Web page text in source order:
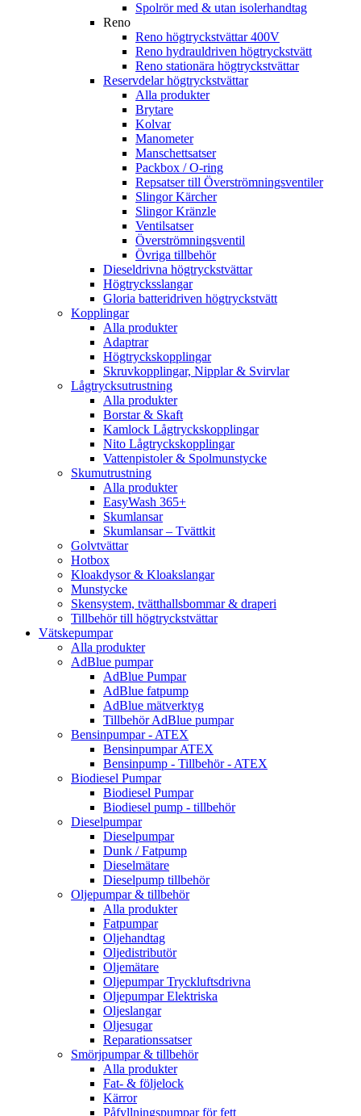
Spolrör med & utan isolerhandtag
Reno
Reno högtryckstvättar 400V
Reno hydrauldriven högtryckstvätt
Reno stationära högtryckstvättar
Reservdelar högtryckstvättar
Alla produkter
Brytare
Kolvar
Manometer
Manschettsatser
Packbox / O-ring
Repsatser till Överströmningsventiler
Slingor Kärcher
Slingor Kränzle
Ventilsatser
Överströmningsventil
Övriga tillbehör
Dieseldrivna högtryckstvättar
Högtrycksslangar
Gloria batteridriven högtryckstvätt
Kopplingar
Alla produkter
Adaptrar
Högtryckskopplingar
Skruvkopplingar, Nipplar & Svirvlar
Lågtrycksutrustning
Alla produkter
Borstar & Skaft
Kamlock Lågtryckskopplingar
Nito Lågtryckskopplingar
Vattenpistoler & Spolmunstycke
Skumutrustning
Alla produkter
EasyWash 365+
Skumlansar
Skumlansar – Tvättkit
Golvtvättar
Hotbox
Kloakdysor & Kloakslangar
Munstycke
Skensystem, tvätthallsbommar & draperi
Tillbehör till högtryckstvättar
Vätskepumpar
Alla produkter
AdBlue pumpar
AdBlue Pumpar
AdBlue fatpump
AdBlue mätverktyg
Tillbehör AdBlue pumpar
Bensinpumpar - ATEX
Bensinpumpar ATEX
Bensinpump - Tillbehör - ATEX
Biodiesel Pumpar
Biodiesel Pumpar
Biodiesel pump - tillbehör
Dieselpumpar
Dieselpumpar
Dunk / Fatpump
Dieselmätare
Dieselpump tillbehör
Oljepumpar & tillbehör
Alla produkter
Fatpumpar
Oljehandtag
Oljedistributör
Oljemätare
Oljepumpar Tryckluftsdrivna
Oljepumpar Elektriska
Oljeslangar
Oljesugar
Reparationssatser
Smörjpumpar & tillbehör
Alla produkter
Fat- & följelock
Kärror
Påfyllningspumpar för fett